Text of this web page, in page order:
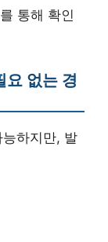
통해 확인
요 없는 경
하지만, 발